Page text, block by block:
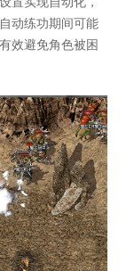
动练功期间可能
效避免角色被困